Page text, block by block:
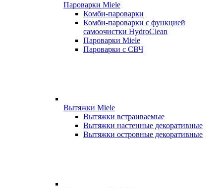
Пароварки Miele
Комби-пароварки
Комби-пароварки с функцией
самоочистки HydroClean
Пароварки Miele
Пароварки с СВЧ
Вытяжки Miele
Вытяжки встраиваемые
Вытяжки настенные декоративные
Вытяжки островные декоративные